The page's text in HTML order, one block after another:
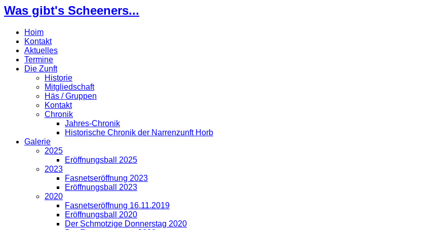
Was gibt's Scheeners...
Hoim
Kontakt
Aktuelles
Termine
Die Zunft
Historie
Mitgliedschaft
Häs / Gruppen
Kontakt
Chronik
Jahres-Chronik
Historische Chronik der Narrenzunft Horb
Galerie
2025
Eröffnungsball 2025
2023
Fasnetseröffnung 2023
Eröffnungsball 2023
2020
Fasnetseröffnung 16.11.2019
Eröffnungsball 2020
Der Schmotzige Donnerstag 2020